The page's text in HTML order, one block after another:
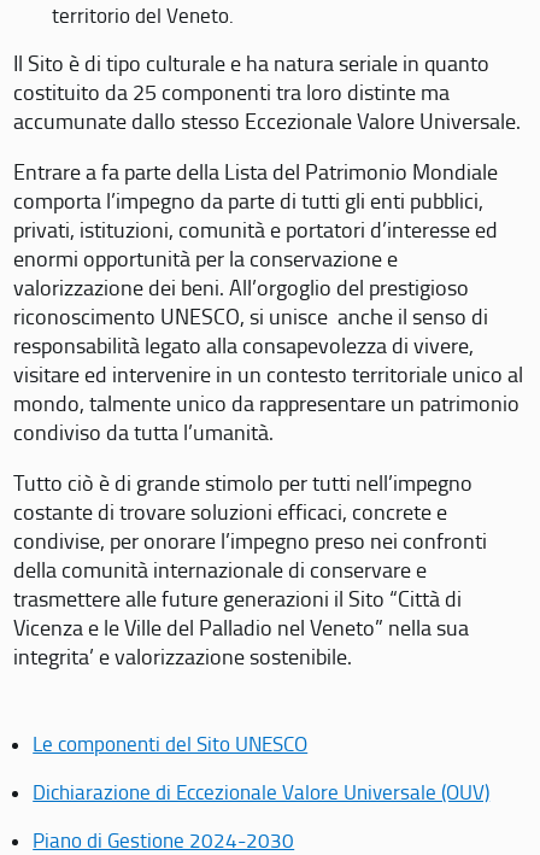
territorio del Veneto.
Il Sito è di tipo culturale e ha natura seriale in quanto
costituito da 25 componenti tra loro distinte ma
accumunate dallo stesso Eccezionale Valore Universale.
Entrare a fa parte della Lista del Patrimonio Mondiale
comporta l’impegno da parte di tutti gli enti pubblici,
privati, istituzioni, comunità e portatori d’interesse ed
enormi opportunità per la conservazione e
valorizzazione dei beni. All’orgoglio del prestigioso
riconoscimento UNESCO, si unisce anche il senso di
responsabilità legato alla consapevolezza di vivere,
visitare ed intervenire in un contesto territoriale unico al
mondo, talmente unico da rappresentare un patrimonio
condiviso da tutta l’umanità.
Tutto ciò è di grande stimolo per tutti nell’impegno
costante di trovare soluzioni efficaci, concrete e
condivise, per onorare l’impegno preso nei confronti
della comunità internazionale di conservare e
trasmettere alle future generazioni il Sito “Città di
Vicenza e le Ville del Palladio nel Veneto” nella sua
integrita’ e valorizzazione sostenibile.
Le componenti del Sito UNESCO
Dichiarazione di Eccezionale Valore Universale (OUV)
Piano di Gestione 2024-2030